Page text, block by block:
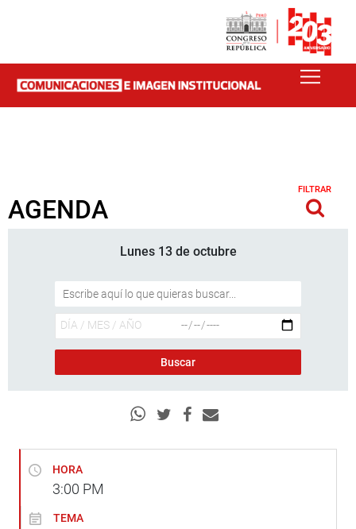
AGENDA
FILTRAR
Lunes 13 de octubre
HORA
3:00 PM
TEMA